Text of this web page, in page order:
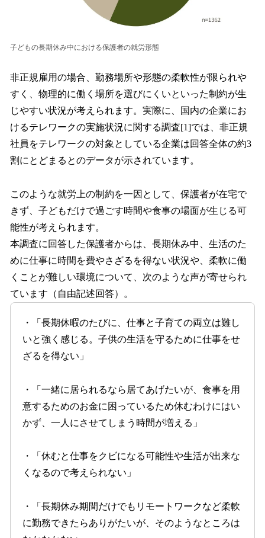
子どもの長期休み中における保護者の就労形態
非正規雇用の場合、勤務場所や形態の柔軟性が限られや
すく、物理的に働く場所を選びにくいといった制約が生
じやすい状況が考えられます。実際に、国内の企業にお
けるテレワークの実施状況に関する調査[1]では、非正規
社員をテレワークの対象としている企業は回答全体の約3
割にとどまるとのデータが示されています。
このような就労上の制約を一因として、保護者が在宅で
きず、子どもだけで過ごす時間や食事の場面が生じる可
能性が考えられます。
本調査に回答した保護者からは、長期休み中、生活のた
めに仕事に時間を費やさざるを得ない状況や、柔軟に働
くことが難しい環境について、次のような声が寄せられ
ています（自由記述回答）。
・「長期休暇のたびに、仕事と子育ての両立は難し
いと強く感じる。子供の生活を守るために仕事をせ
ざるを得ない」
・「一緒に居られるなら居てあげたいが、食事を用
意するためのお金に困っているため休むわけにはい
かず、一人にさせてしまう時間が増える」
・「休むと仕事をクビになる可能性や生活が出来な
くなるので考えられない」
・「長期休み期間だけでもリモートワークなど柔軟
に勤務できたらありがたいが、そのようなところは